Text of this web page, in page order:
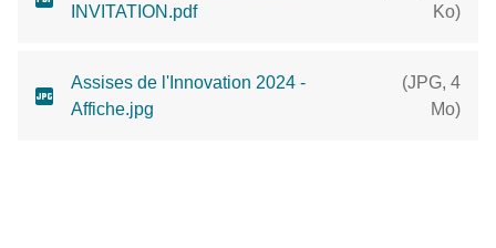
INVITATION.pdf
Ko)
Assises de l'Innovation 2024 -
Affiche.jpg
(JPG, 4
Mo)